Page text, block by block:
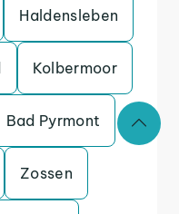
Haldensleben
Kolbermoor
Bad Pyrmont
Zossen